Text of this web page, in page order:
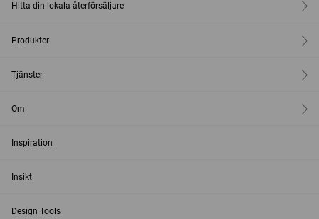
Hitta din lokala återförsäljare
Produkter
Tjänster
Om
Inspiration
Insikt
Design Tools